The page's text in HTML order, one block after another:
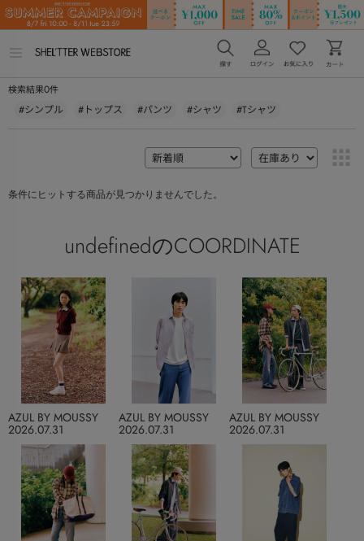
ー
を
検索結果0件
#シンプル #トップス #パンツ #シャツ #Tシャツ
条件にヒットする商品が見つかりませんでした。
undefinedのCOORDINATE
2026.07.31
AZUL BY MOUSSY
2026.07.31
AZUL BY MOUSSY
2026.07.31
AZUL BY MOUSSY